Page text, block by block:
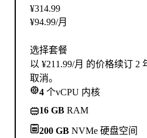
¥314.99
¥94.99/月
选择套餐
以 ¥211.99/月 的价格续订 2
取消。
4 个vCPU 内核
16 GB RAM
200 GB NVMe 硬盘空间